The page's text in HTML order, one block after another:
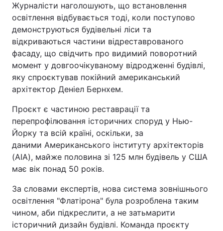
Журналісти наголошують, що встановлення
освітлення відбувається тоді, коли поступово
демонструються будівельні ліси та
відкриваються частини відреставрованого
фасаду, що свідчить про видимий поворотний
момент у довгоочікуваному відродженні будівлі,
яку спроєктував покійний американський
архітектор Деніел Бернхем.
Проєкт є частиною реставрації та
перепрофілювання історичних споруд у Нью-
Йорку та всій країні, оскільки, за
даними Американського інституту архітекторів
(AIA), майже половина зі 125 млн будівель у США
має вік понад 50 років.
За словами експертів, нова система зовнішнього
освітлення "Флатірона" була розроблена таким
чином, аби підкреслити, а не затьмарити
історичний дизайн будівлі. Команда проєкту